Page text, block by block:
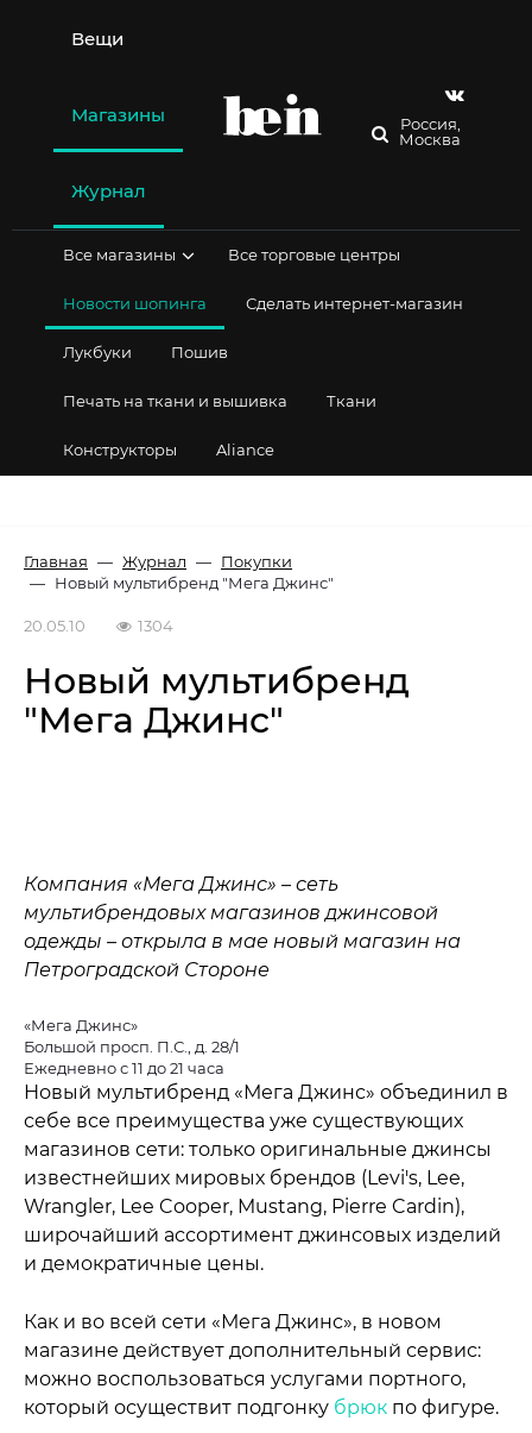
содержимому
Вещи
Магазины
Журнал
Россия,
Москва
Все магазины Все торговые центры
Новости шопинга Сделать интернет-магазин
Лукбуки Пошив
Печать на ткани и вышивка Ткани
Конструкторы Aliance
Главная Журнал
Покупки
Новый мультибренд "Мега Джинс"
20.05.10 1304
Новый мультибренд
"Мега Джинс"
Компания «Мега Джинс» – сеть
мультибрендовых магазинов джинсовой
одежды – открыла в мае новый магазин на
Петроградской Стороне
«Мега Джинс»
Большой просп. П.С., д. 28/1
Ежедневно с 11 до 21 часа
Новый мультибренд «Мега Джинс» объединил в
себе все преимущества уже существующих
магазинов сети: только оригинальные джинсы
известнейших мировых брендов (Levi's, Lee,
Wrangler, Lee Cooper, Mustang, Pierre Cardin),
широчайший ассортимент джинсовых изделий
и демократичные цены.
Как и во всей сети «Мега Джинс», в новом
магазине действует дополнительный сервис:
можно воспользоваться услугами портного,
который осуществит подгонку брюк по фигуре.